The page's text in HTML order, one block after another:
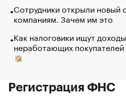
Сотрудники открыли новый
компаниям. Зачем им это
Как налоговики ищут доходы
неработающих покупателей
Регистрация ФНС